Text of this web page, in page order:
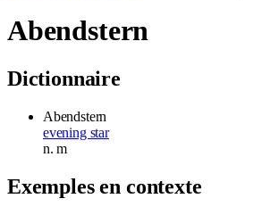
Abendstern
Dictionnaire
Abendstern
evening star
n.m
Exemples en contexte